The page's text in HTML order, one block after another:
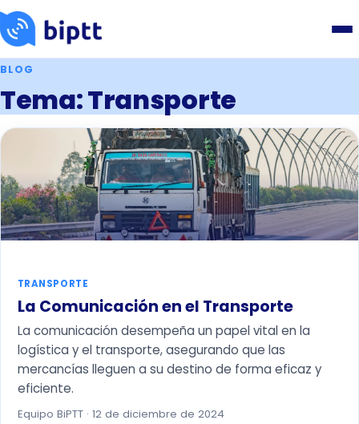
BLOG
Tema: Transporte
TRANSPORTE
La Comunicación en el Transporte
La comunicación desempeña un papel vital en la
logística y el transporte, asegurando que las
mercancías lleguen a su destino de forma eficaz y
eficiente.
Equipo BiPTT · 12 de diciembre de 2024